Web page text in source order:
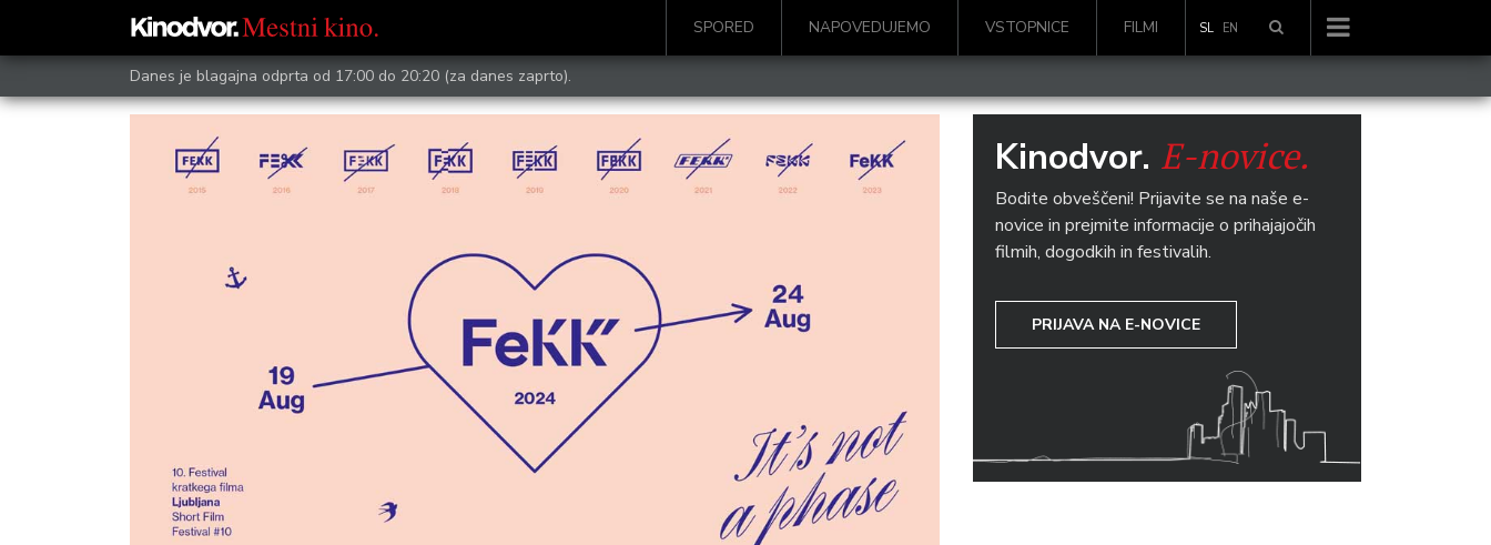
SPORED NAPOVEDUJEMO VSTOPNICE FILMI SL EN
Danes je blagajna odprta od 17:00 do 20:20 (za danes zaprto).
Kinodvor. E-novice.
Bodite obveščeni! Prijavite se na naše e-
novice in prejmite informacije o prihajajočih
filmih, dogodkih in festivalih.
PRIJAVA NA E-NOVICE